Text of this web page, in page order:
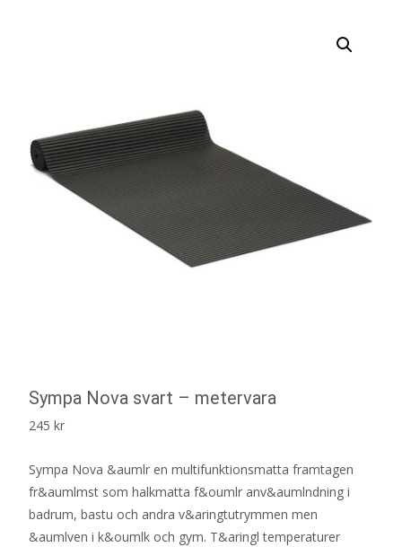
Sympa Nova svart – metervara
245 kr
Sympa Nova &aumlr en multifunktionsmatta framtagen
fr&aumlmst som halkmatta f&oumlr anv&aumlndning i
badrum, bastu och andra v&aringtutrymmen men
&aumlven i k&oumlk och gym. T&aringl temperaturer